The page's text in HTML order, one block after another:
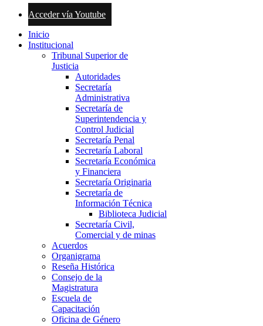
Acceder vía Youtube
Inicio
Institucional
Tribunal Superior de
Justicia
Autoridades
Secretaría
Administrativa
Secretaría de
Superintendencia y
Control Judicial
Secretaría Penal
Secretaría Laboral
Secretaría Económica
y Financiera
Secretaría Originaria
Secretaría de
Información Técnica
Biblioteca Judicial
Secretaría Civil,
Comercial y de minas
Acuerdos
Organigrama
Reseña Histórica
Consejo de la
Magistratura
Escuela de
Capacitación
Oficina de Género